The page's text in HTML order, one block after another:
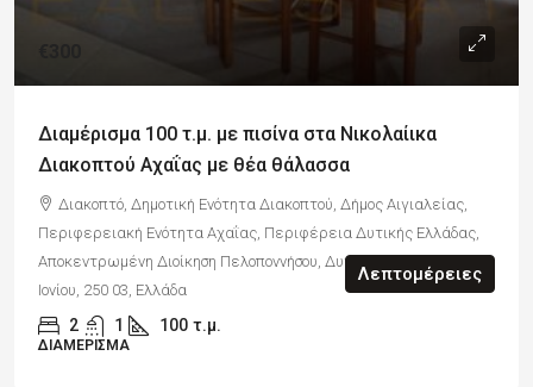
Διαμέρισμα 100 τ.μ. με πισίνα στα Νικολαίικα
Διακοπτού Αχαΐας με θέα θάλασσα
Διακοπτό, Δημοτική Ενότητα Διακοπτού, Δήμος Αιγιαλείας,
Περιφερειακή Ενότητα Αχαΐας, Περιφέρεια Δυτικής Ελλάδας,
Αποκεντρωμένη Διοίκηση Πελοποννήσου, Δυτικής Ελλάδας και
Ιονίου, 250 03, Ελλάδα
2 1 100 τ.μ.
ΔΙΑΜΈΡΙΣΜΑ
Λεπτομέρειες